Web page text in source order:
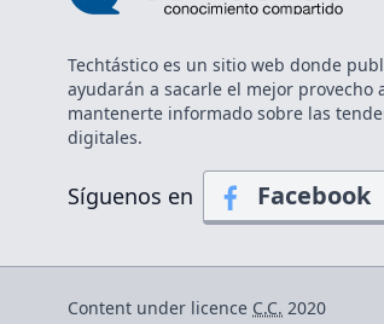
Techtástico es un sitio web donde
ayudarán a sacarle el mejor provecho
mantenerte informado sobre las
digitales.
Síguenos en Facebook
Content under licence C.C. 2020